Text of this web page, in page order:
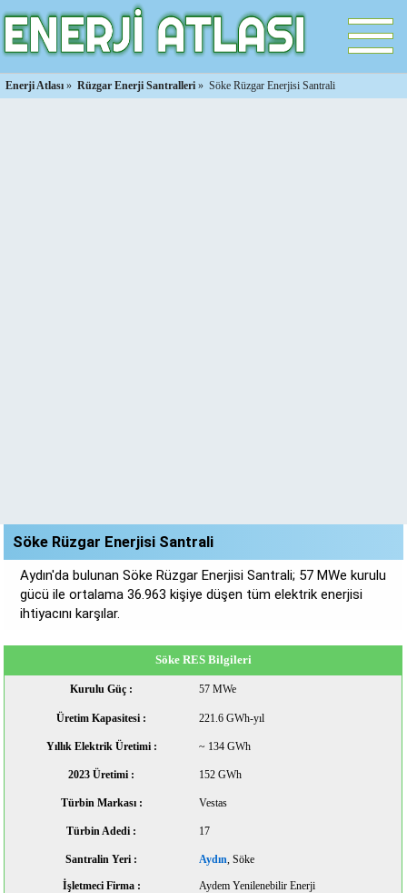
Enerji Atlası » Rüzgar Enerji Santralleri » Söke Rüzgar Enerjisi Santrali
Söke Rüzgar Enerjisi Santrali
Aydın'da bulunan Söke Rüzgar Enerjisi Santrali; 57 MWe kurulu
gücü ile ortalama 36.963 kişiye düşen tüm elektrik enerjisi
ihtiyacını karşılar.
Söke RES Bilgileri
Kurulu Güç : 57 MWe
Üretim Kapasitesi : 221.6 GWh-yıl
Yıllık Elektrik Üretimi : ~ 134 GWh
2023 Üretimi : 152 GWh
Türbin Markası : Vestas
Türbin Adedi : 17
Santralin Yeri : Aydın, Söke
İşletmeci Firma : Aydem Yenilenebilir Enerji